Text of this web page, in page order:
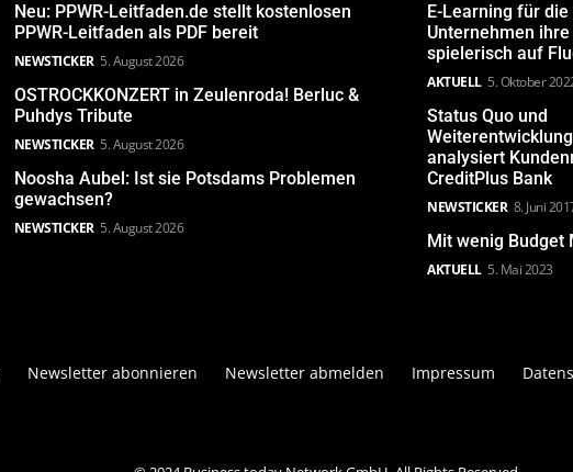
Neu: PPWR-Leitfaden.de stellt kostenlosen
PPWR-Leitfaden als PDF bereit
NEWSTICKER 5. August 2026
OSTROCKKONZERT in Zeulenroda! Berluc &
Puhdys Tribute
NEWSTICKER 5. August 2026
Noosha Aubel: Ist sie Potsdams Problemen
gewachsen?
NEWSTICKER 5. August 2026
E-Learning für
Unternehmen
spielerisch auf
AKTUELL 5. Oktober
Status Quo und
analysiert
CreditPlus Bank
NEWSTICKER 8. Juni
Mit wenig Budget
AKTUELL 5. Mai 2023
Newsletter abonnieren Newsletter abmelden Impressum